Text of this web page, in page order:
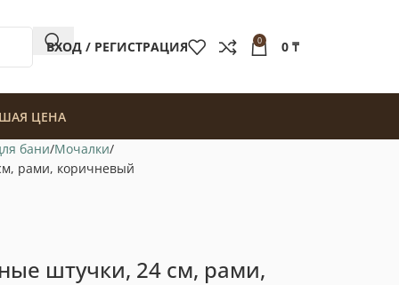
ВХОД / РЕГИСТРАЦИЯ 0 0 ₸
ЦЕНА
бани Мочалки
рами, коричневый
штучки, 24 см, рами,